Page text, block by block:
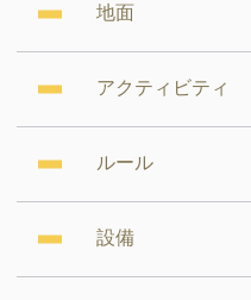
地面
アクティビティ
ルール
設備